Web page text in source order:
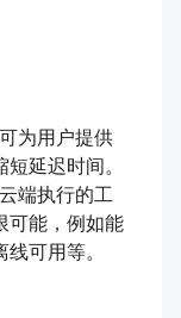
为用户提供
延迟时间。
端执行的工
可能，例如能
可用等。